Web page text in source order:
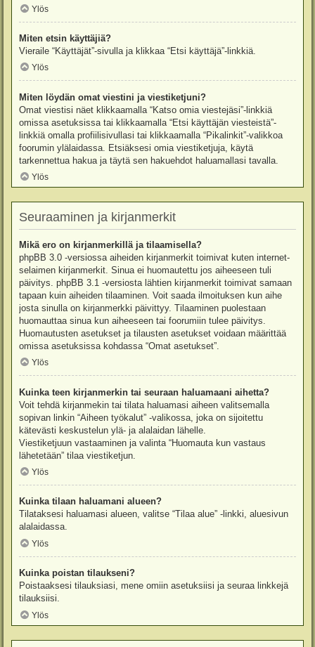
Ylös
Miten etsin käyttäjiä?
Vieraile “Käyttäjät”-sivulla ja klikkaa “Etsi käyttäjä”-linkkiä.
Ylös
Miten löydän omat viestini ja viestiketjuni?
Omat viestisi näet klikkaamalla “Katso omia viestejäsi”-linkkiä
omissa asetuksissa tai klikkaamalla “Etsi käyttäjän viesteistä”-
linkkiä omalla profiilisivullasi tai klikkaamalla “Pikalinkit”-valikkoa
foorumin ylälaidassa. Etsiäksesi omia viestiketjuja, käytä
tarkennettua hakua ja täytä sen hakuehdot haluamallasi tavalla.
Ylös
Seuraaminen ja kirjanmerkit
Mikä ero on kirjanmerkillä ja tilaamisella?
phpBB 3.0 -versiossa aiheiden kirjanmerkit toimivat kuten internet-
selaimen kirjanmerkit. Sinua ei huomautettu jos aiheeseen tuli
päivitys. phpBB 3.1 -versiosta lähtien kirjanmerkit toimivat samaan
tapaan kuin aiheiden tilaaminen. Voit saada ilmoituksen kun aihe
josta sinulla on kirjanmerkki päivittyy. Tilaaminen puolestaan
huomauttaa sinua kun aiheeseen tai foorumiin tulee päivitys.
Huomautusten asetukset ja tilausten asetukset voidaan määrittää
omissa asetuksissa kohdassa “Omat asetukset”.
Ylös
Kuinka teen kirjanmerkin tai seuraan haluamaani aihetta?
Voit tehdä kirjanmekin tai tilata haluamasi aiheen valitsemalla
sopivan linkin “Aiheen työkalut” -valikossa, joka on sijoitettu
kätevästi keskustelun ylä- ja alalaidan lähelle.
Viestiketjuun vastaaminen ja valinta “Huomauta kun vastaus
lähetetään” tilaa viestiketjun.
Ylös
Kuinka tilaan haluamani alueen?
Tilataksesi haluamasi alueen, valitse “Tilaa alue” -linkki, aluesivun
alalaidassa.
Ylös
Kuinka poistan tilaukseni?
Poistaaksesi tilauksiasi, mene omiin asetuksiisi ja seuraa linkkejä
tilauksiisi.
Ylös